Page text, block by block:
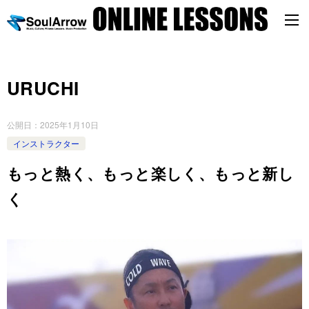
URUCHI
公開日： 2025年1月10日
インストラクター
もっと熱く、もっと楽しく、もっと新し
く